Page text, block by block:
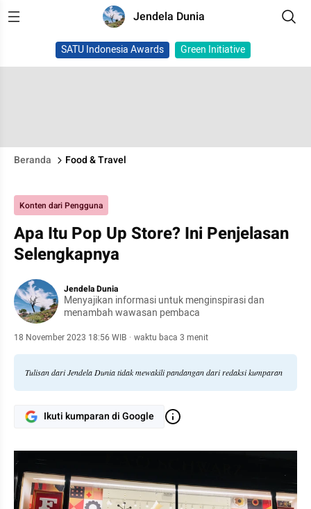
Jendela Dunia
SATU Indonesia Awards Green Initiative
Beranda Food & Travel
Konten dari Pengguna
Apa Itu Pop Up Store? Ini Penjelasan
Selengkapnya
Jendela Dunia
Menyajikan informasi untuk menginspirasi dan
menambah wawasan pembaca
18 November 2023 18:56 WIB · waktu baca 3 menit
Tulisan dari Jendela Dunia tidak mewakili pandangan dari redaksi kumparan
Ikuti kumparan di Google